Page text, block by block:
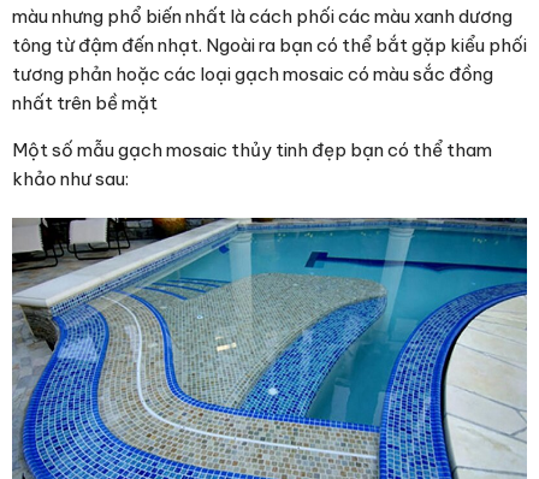
màu nhưng phổ biến nhất là cách phối các màu xanh dương
tông từ đậm đến nhạt. Ngoài ra bạn có thể bắt gặp kiểu phối
tương phản hoặc các loại gạch mosaic có màu sắc đồng
nhất trên bề mặt
Một số mẫu gạch mosaic thủy tinh đẹp bạn có thể tham
khảo như sau: